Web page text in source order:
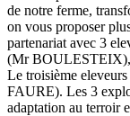
de notre ferme,
on vous proposer
partenariat avec 3
(Mr BOULESTEIX),
Le troisième
FAURE). Les 3
adaptation au terroir